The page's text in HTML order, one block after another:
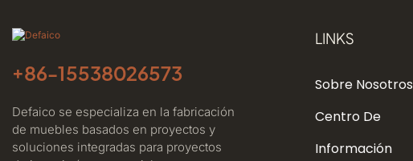
+86-15538026573
Defaico se especializa en la fabricación
de muebles basados ​​en proyectos y
soluciones integradas para proyectos
LINKS
Sobre Nosotros
Centro De
Información